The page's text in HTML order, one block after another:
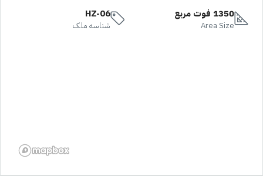
1350 فوت مربع
Area Size
HZ-06
شناسه ملک